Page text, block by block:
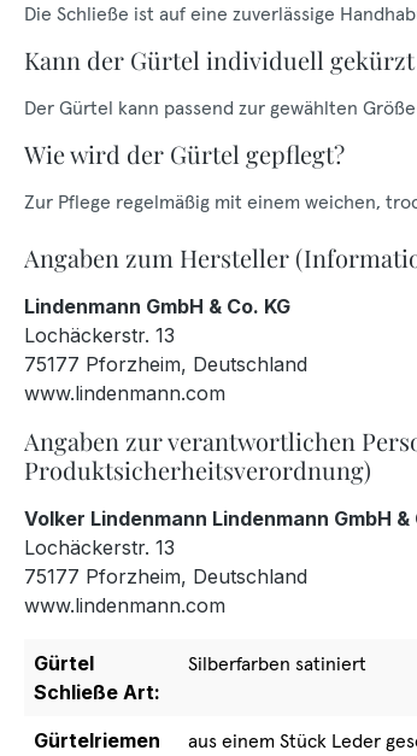
Die Schließe ist auf eine zuverlässige
Kann der Gürtel individuell gekürzt
Der Gürtel kann passend zur gewählten
Wie wird der Gürtel gepflegt?
Zur Pflege regelmäßig mit einem weichen,
Angaben zum Hersteller
Lindenmann GmbH & Co. KG
Lochäckerstr. 13
75177 Pforzheim, Deutschland
www.lindenmann.com
Angaben zur verantwortlichen
Produktsicherheitsverordnung)
Volker Lindenmann Lindenmann GmbH &
Lochäckerstr. 13
75177 Pforzheim, Deutschland
www.lindenmann.com
Gürtel
Schließe Art:
Silberfarben satiniert
Gürtelriemen
aus einem Stück Leder